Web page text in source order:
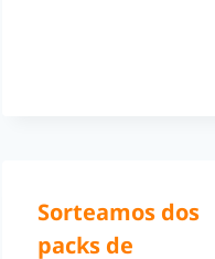
Sorteamos dos
packs de